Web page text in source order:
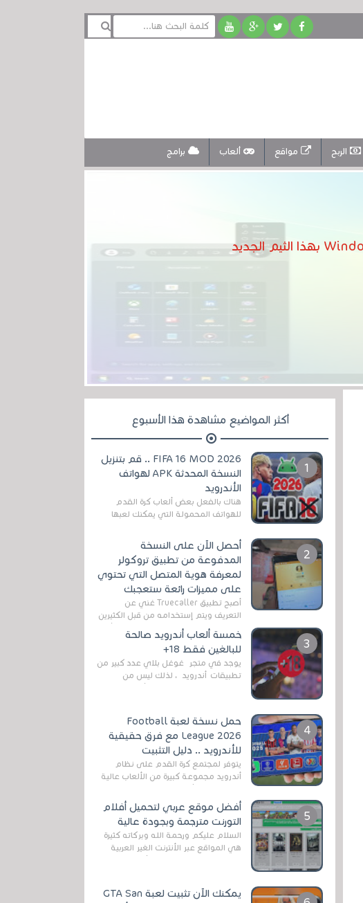
الربح مواقع ألعاب برامج
أكثر المواضيع مشاهدة هذا الأسبوع
FIFA 16 MOD 2026 .. قم بتنزيل
النسخة المحدثة APK لهواتف
الأندرويد
هناك بالفعل بعض ألعاب كرة القدم
للهواتف المحمولة التي يمكنك لعبها
مثل EA Sports ...
أحصل الآن على النسخة
المدفوعة من تطبيق تروكولر
لمعرفة هوية المتصل التي تحتوي
على مميزات رائعة ستعجبك
أصبح تطبيق Truecaller غني عن
التعريف ويتم إستخدامه من قبل الكثيرين
رغم المخاطر المتعلقه به وذلك من أجل
التخلص من المضايقات الكثيرة في
العال...
خمسة ألعاب أندرويد صالحة
للبالغين فقط 18+
يوجد في متجر غوغل بلاي عدد كبير من
تطبيقات أندرويد ، لذلك ليس من
حمل نسخة لعبة Football
League 2026 مع فرق حقيقية
للأندرويد .. دليل التثبيت
يتوفر لمجتمع كرة القدم على نظام
أندرويد مجموعة كبيرة من الألعاب عالية
Sports FC 26 (المعروفة سابقًا باسم ...
أفضل موقع عربي لتحميل أفلام
التورنت مترجمة وبجودة عالية
السلام عليكم ورحمة الله وبركاته كثيرة
هي المواقع عبر الأنترنت الغير العربية
يمكنك الآن تثبيت لعبة GTA San